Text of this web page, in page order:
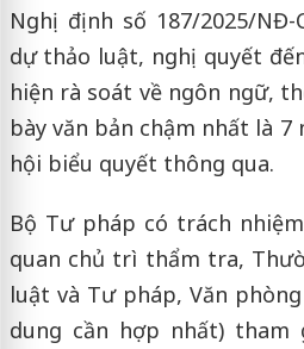
Nghị định số 187/2025/NĐ-
dự thảo luật, nghị quyết
hiện rà soát về ngôn ngữ,
bày văn bản chậm nhất là
hội biểu quyết thông qua.
Bộ Tư pháp có trách
quan chủ trì thẩm tra,
luật và Tư pháp, Văn
dung cần hợp nhất) tham